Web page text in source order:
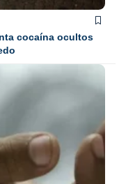
cocaína ocultos